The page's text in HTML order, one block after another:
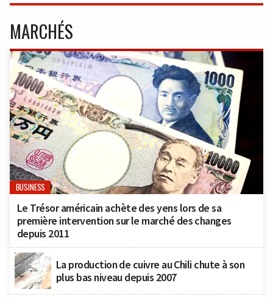
MARCHÉS
BUSINESS
Le Trésor américain achète des yens lors de sa
première intervention sur le marché des changes
depuis 2011
La production de cuivre au Chili chute à son
plus bas niveau depuis 2007